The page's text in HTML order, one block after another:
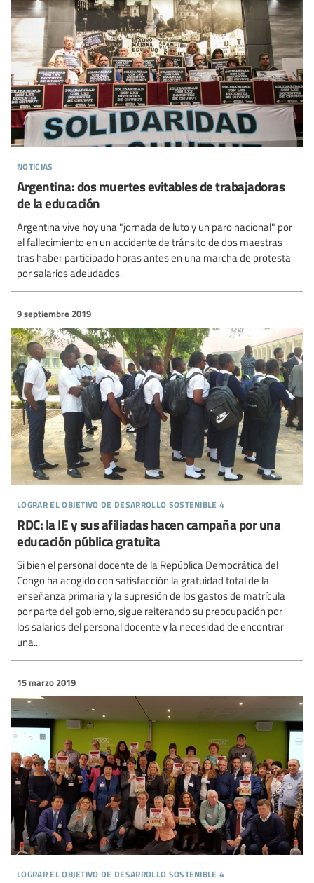
noticias
Argentina: dos muertes evitables de trabajadoras
de la educación
Argentina vive hoy una "jornada de luto y un paro nacional" por
el fallecimiento en un accidente de tránsito de dos maestras
tras haber participado horas antes en una marcha de protesta
por salarios adeudados.
lograr el objetivo de desarrollo sostenible 4
9 septiembre 2019
RDC: la IE y sus afiliadas hacen campaña por una
educación pública gratuita
Si bien el personal docente de la República Democrática del
Congo ha acogido con satisfacción la gratuidad total de la
enseñanza primaria y la supresión de los gastos de matrícula
por parte del gobierno, sigue reiterando su preocupación por
los salarios del personal docente y la necesidad de encontrar
una...
lograr el objetivo de desarrollo sostenible 4
15 marzo 2019